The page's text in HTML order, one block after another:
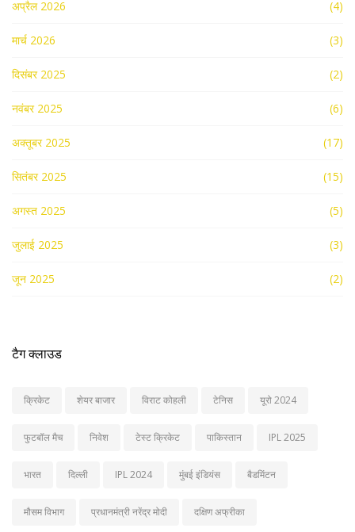
अप्रैल 2026 (4)
मार्च 2026 (3)
दिसंबर 2025 (2)
नवंबर 2025 (6)
अक्तूबर 2025 (17)
सितंबर 2025 (15)
अगस्त 2025 (5)
जुलाई 2025 (3)
जून 2025 (2)
टैग क्लाउड
क्रिकेट शेयर बाजार विराट कोहली टेनिस यूरो 2024
फुटबॉल मैच निवेश टेस्ट क्रिकेट पाकिस्तान IPL 2025
भारत दिल्ली IPL 2024 मुंबई इंडियंस बैडमिंटन
मौसम विभाग प्रधानमंत्री नरेंद्र मोदी दक्षिण अफ्रीका